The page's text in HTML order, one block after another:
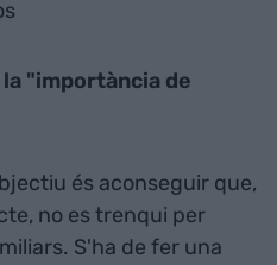
"importància de
és aconseguir que,
no es trenqui per
S'ha de fer una